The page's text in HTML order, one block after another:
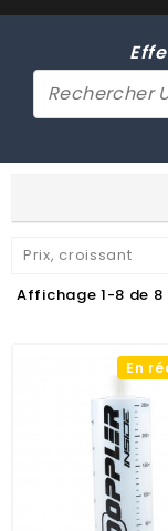
Prix, croissant
Affichage 1-8 de
En